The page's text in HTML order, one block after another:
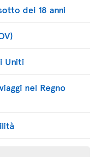
dei 18 anni
Uniti
nel Regno